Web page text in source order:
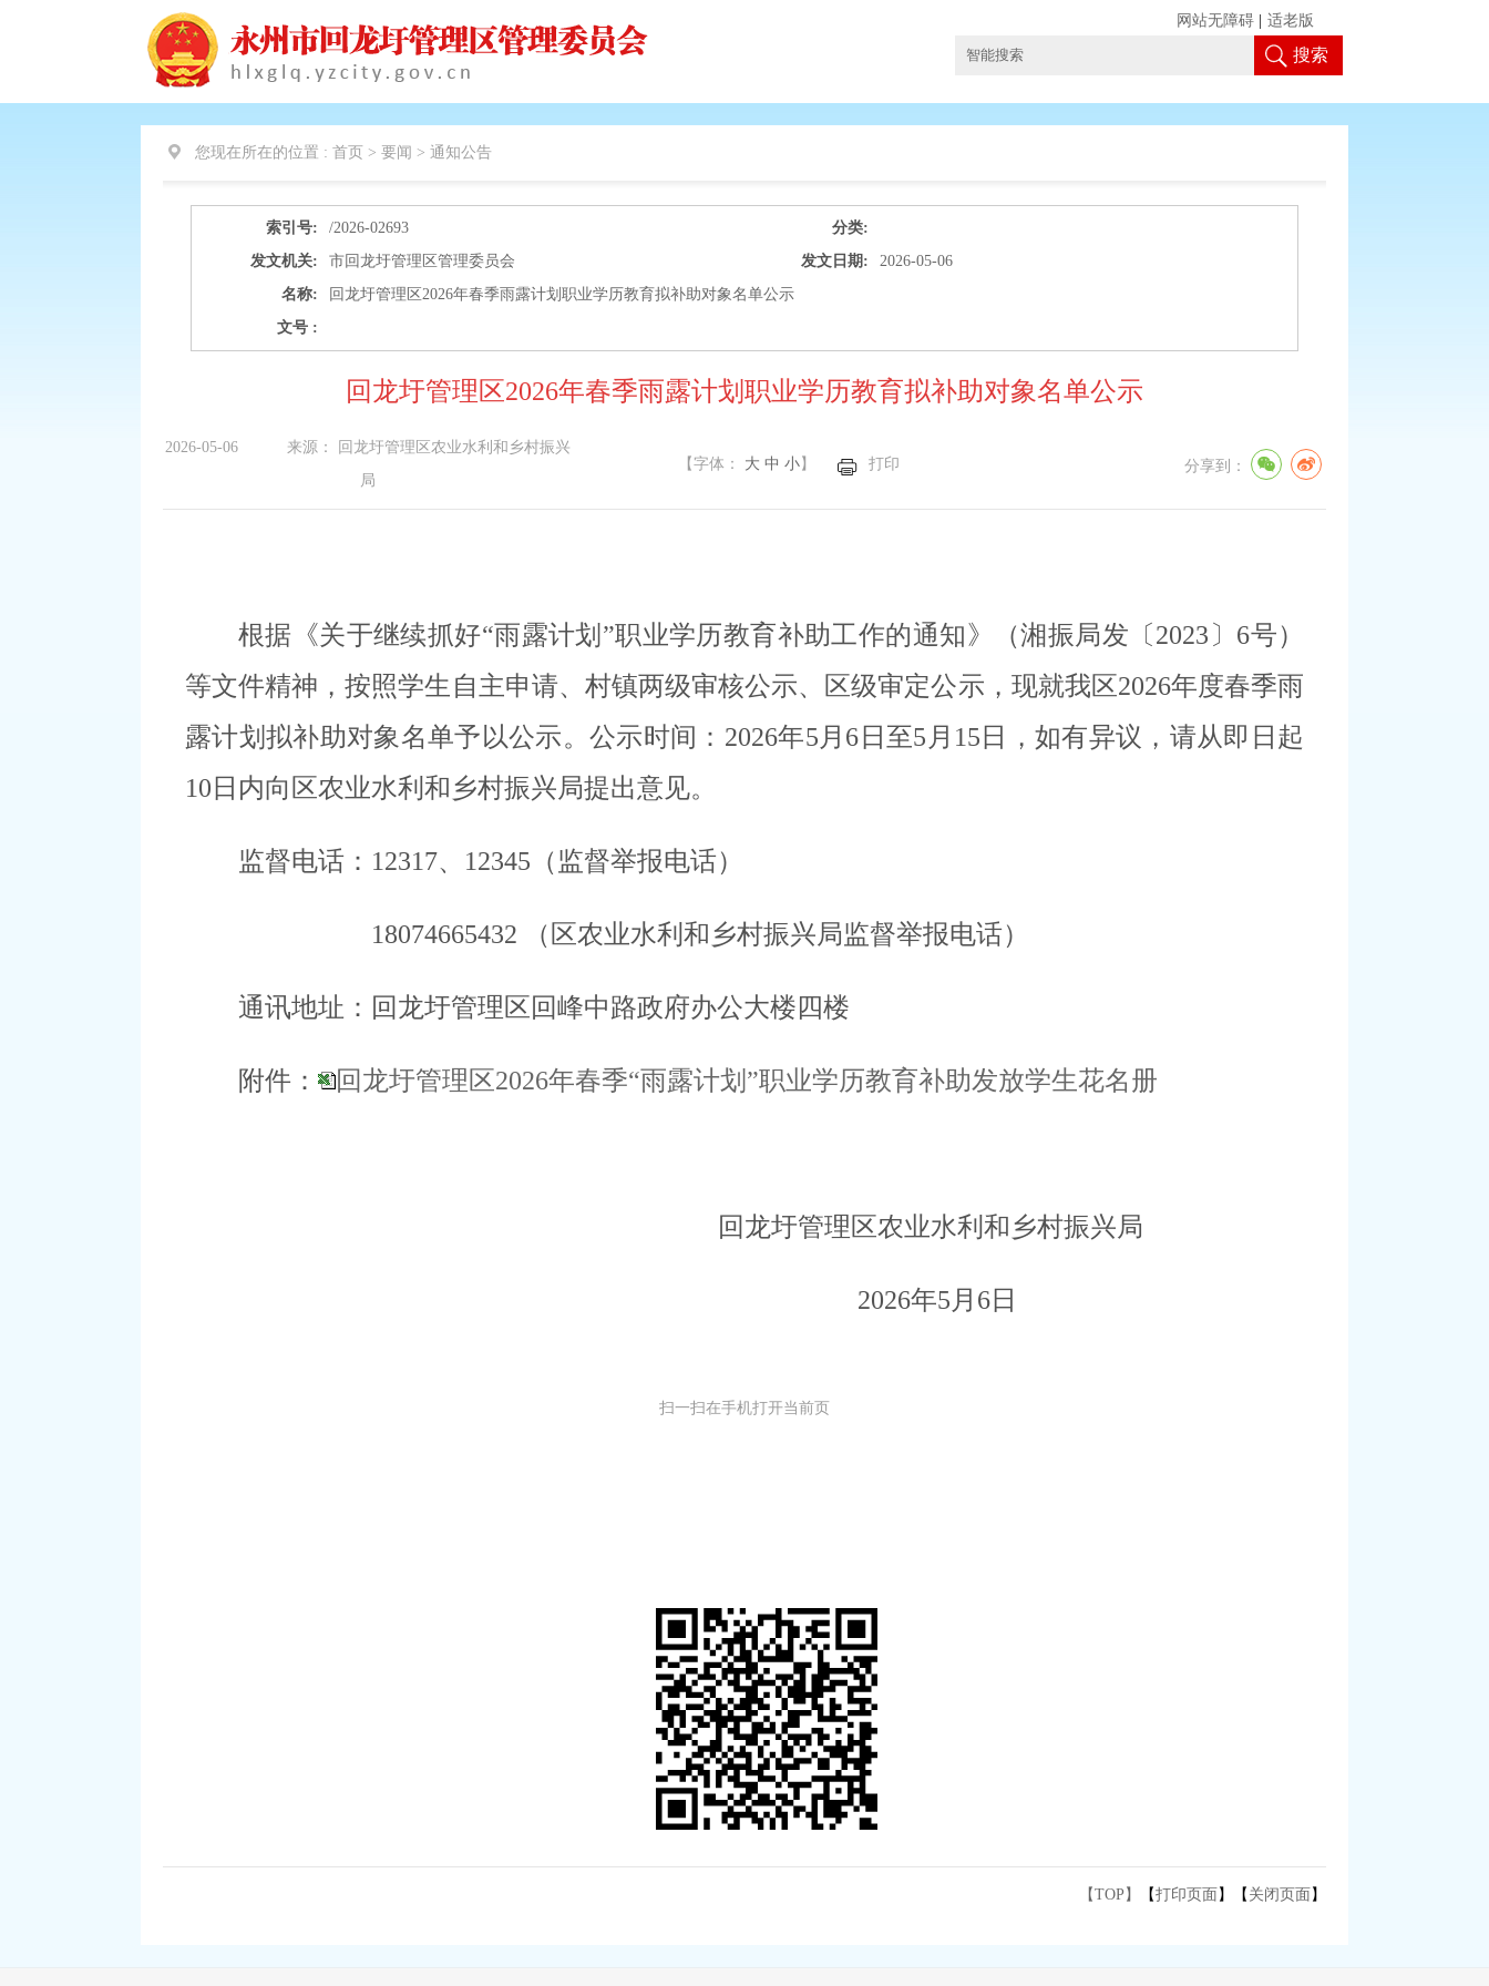
搜索
网站无障碍 适老版
您现在所在的位置 : 首页 > 要闻 > 通知公告
索引号: /2026-02693
分类:
发文机关:
市回龙圩管理区管理委员会 发文日期:
2026-05-06
名称:
回龙圩管理区2026年春季雨露计划职业学历教育拟补助对象名单公示
文号 :
回龙圩管理区2026年春季雨露计划职业学历教育拟补助对象名单公示
2026-05-06 来源：
回龙圩管理区农业水利和乡村振兴
局
【字体： 大 中 小】 打印 分享到：
根据 《关于继续抓好“雨露计划 ”职业学历教育补助工作的通知》（湘振局发〔2023 〕 6号）
等文件精神，按照学生 自主申请、 村镇两级审核公示、 区级审定公示 ，现就我区2026年度春季雨
露计划拟补助对象名单予以公示。公示时间： 2026年5 月 6 日至5 月 15 日，如有异议，请从即日起
10 日内向 区农业水利和乡村振兴局提出意见。
监督电话： 12317、12345（监督举报电话）
18074665432 （区农业水利和乡村振兴局监督举报电话）
通讯地址：回龙圩管理区回峰中路政府办公大楼四楼
附件： 回龙圩管理区2026年春季“雨露计划”职业学历教育补助发放学生花名册
回龙圩管理区农业水利和乡村振兴局
2026年5 月 6日
扫一扫在手机打开当前页
【TOP】 【打印页面 】【 关闭页面 】